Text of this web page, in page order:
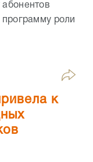
абонентов
программу роли
к